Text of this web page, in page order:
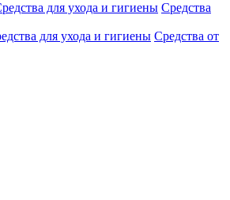
для ухода и гигиены Средства
для ухода и гигиены Средства от